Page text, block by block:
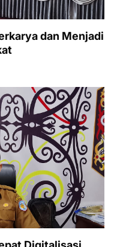
dan Menjadi